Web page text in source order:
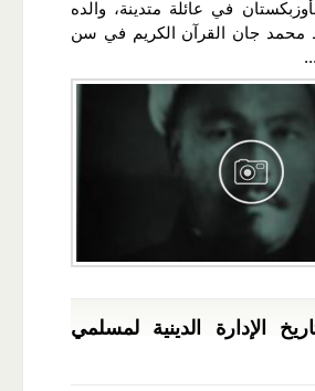
في عائلة متدينة، والده
محمد جان القرآن الكريم في سن
الإدارة الدينية لمسلمي